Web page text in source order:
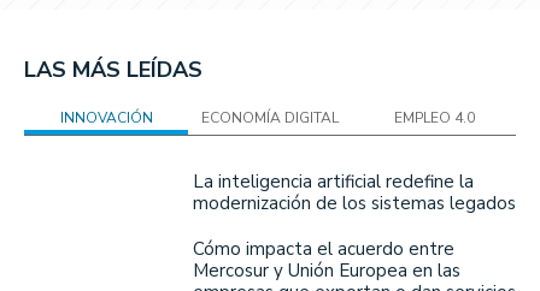
LAS MÁS LEÍDAS
INNOVACIÓN ECONOMÍA DIGITAL EMPLEO 4.0
La inteligencia artificial redefine la
modernización de los sistemas legados
Cómo impacta el acuerdo entre
Mercosur y Unión Europea en las